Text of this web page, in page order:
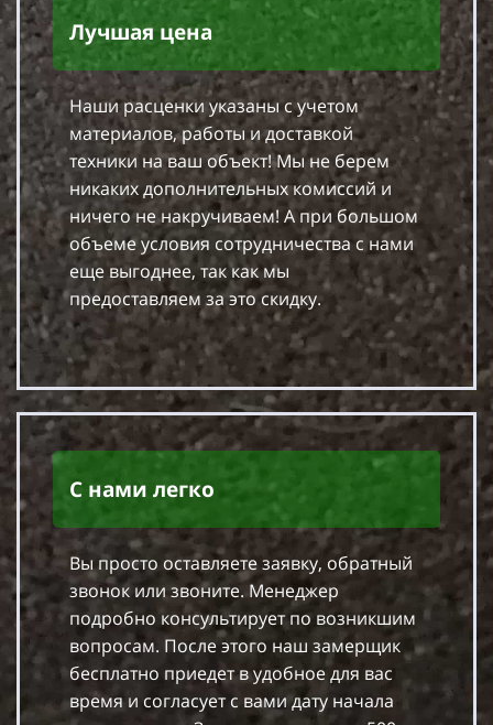
Лучшая цена
Наши расценки указаны с учетом
материалов, работы и доставкой
техники на ваш объект! Мы не берем
никаких дополнительных комиссий и
ничего не накручиваем! А при большом
объеме условия сотрудничества с нами
еще выгоднее, так как мы
предоставляем за это скидку.
С нами легко
Вы просто оставляете заявку, обратный
звонок или звоните. Менеджер
подробно консультирует по возникшим
вопросам. После этого наш замерщик
бесплатно приедет в удобное для вас
время и согласует с вами дату начала